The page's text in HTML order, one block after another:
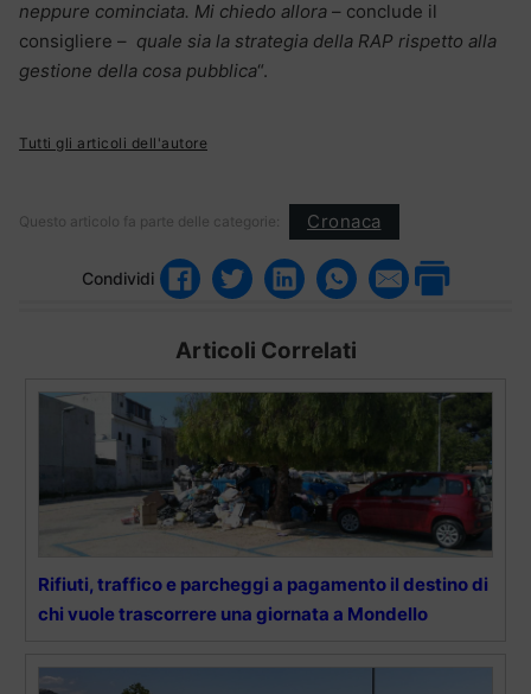
neppure cominciata. Mi chiedo allora – conclude il
consigliere – quale sia la strategia della RAP rispetto alla
gestione della cosa pubblica“.
Tutti gli articoli dell'autore
Questo articolo fa parte delle categorie: Cronaca
Condividi
Articoli Correlati
Rifiuti, traffico e parcheggi a pagamento il destino di
chi vuole trascorrere una giornata a Mondello